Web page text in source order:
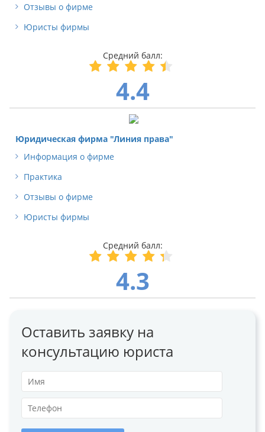
Отзывы о фирме
Юристы фирмы
4.4
Юридическая фирма "Линия права"
Информация о фирме
Практика
Отзывы о фирме
Юристы фирмы
4.3
Оставить заявку на
консультацию юриста